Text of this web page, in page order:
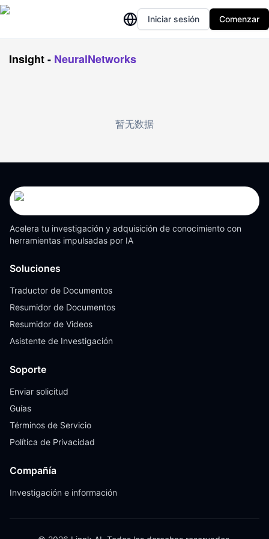
Iniciar sesión Comenzar
Insight- NeuralNetworks
暂无数据
Acelera tu investigación y adquisición de conocimiento con
herramientas impulsadas por IA
Soluciones
Traductor de Documentos
Resumidor de Documentos
Resumidor de Videos
Asistente de Investigación
Soporte
Enviar solicitud
Guías
Términos de Servicio
Política de Privacidad
Compañía
Investigación e información